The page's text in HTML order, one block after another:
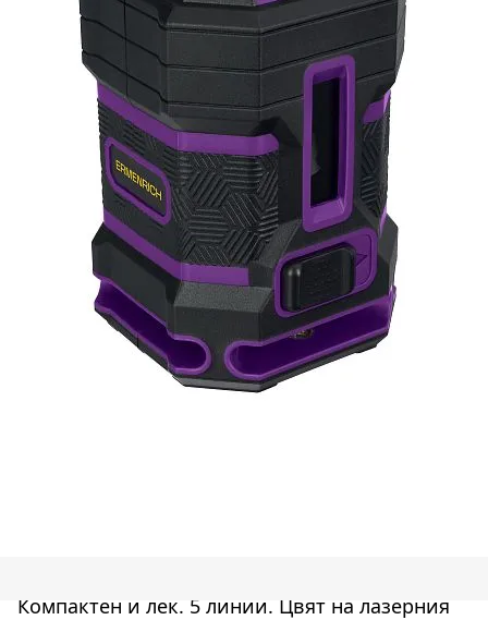
Компактен и лек. 5 линии. Цвят на лазерния